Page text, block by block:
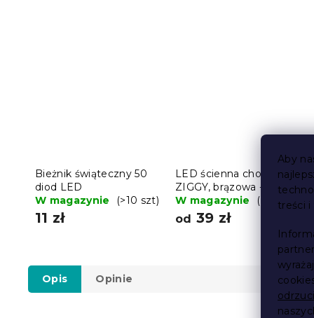
Aby
treści
Bieżnik świąteczny 50
diod LED
W magazynie
(>10 szt)
11 zł
LED ścienna choinka
ZIGGY, brązowa - różne
rozmiary
W magazynie (>10 szt)
od 39 zł
Opis Opinie